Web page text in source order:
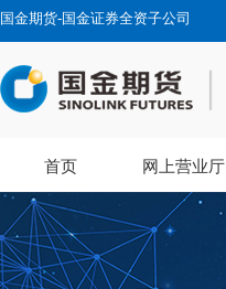
国金期货-国金证券全资子公司
首页 网上营业厅